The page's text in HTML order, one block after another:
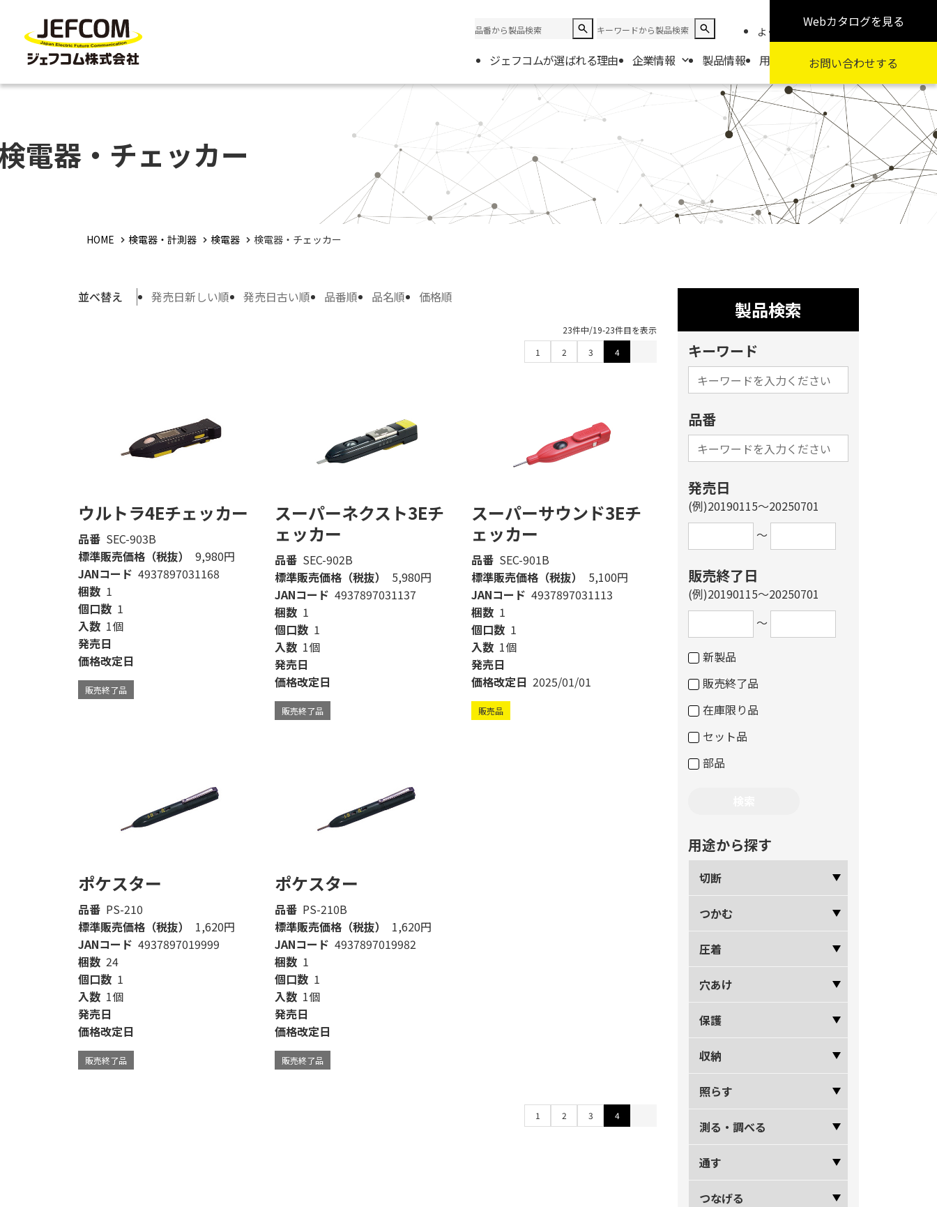
よくある質問 お知らせ 採用情報
ジェフコムが選ばれる理由 企業情報
企業情報
会社概要
電材取扱商社一覧
製品情報 用途から探す カテゴリから探す
Webカタログを見る
お問い合わせする
電器・チェッカー
HOME 検電器・計測器 検電器 検電器・チェッカー
並べ替え 発売日新しい順 発売日古い順 品番順 品名順 価格順
23件中/19-23件目を表示
1
2 3 4
ウルトラ4Eチェッカー
品番 SEC-903B
標準販売価格（税抜）
9,980円
JANコード 4937897031168
梱数 1
個口数 1
入数 1個
発売日
価格改定日
販売終了品
スーパーネクスト3Eチ
ェッカー
品番 SEC-902B
標準販売価格（税抜）
5,980円
JANコード 4937897031137
梱数 1
個口数 1
入数 1個
発売日
価格改定日
販売終了品
スーパーサウンド3Eチ
ェッカー
品番 SEC-901B
標準販売価格（税抜）
5,100円
JANコード 4937897031113
梱数 1
個口数 1
入数 1個
発売日
価格改定日 2025/01/01
販売品
ポケスター
品番 PS-210
標準販売価格（税抜）
1,620円
JANコード 4937897019999
梱数 24
個口数 1
入数 1個
発売日
価格改定日
販売終了品
ポケスター
品番 PS-210B
標準販売価格（税抜）
1,620円
JANコード 4937897019982
梱数 1
個口数 1
入数 1個
発売日
価格改定日
販売終了品
1 2 3 4
製品検索
キーワード
品番
発売日
(例)20190115～20250701
～
販売終了日
(例)20190115～20250701
～
新製品
販売終了品
在庫限り品
セット品
部品
用途から探す
切断
つかむ
圧着
穴あけ
保護
収納
照らす
測る・調べる
通す
つなげる